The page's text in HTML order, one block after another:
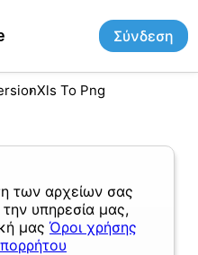
Σύνδεση
Xls To Png
των αρχείων σας
υπηρεσία μας,
μας Όροι χρήσης